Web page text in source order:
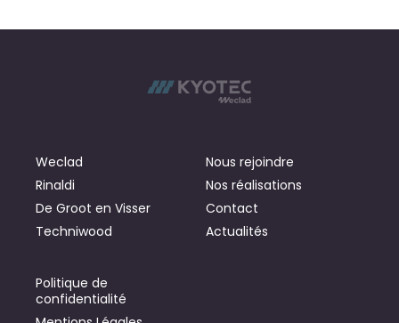
Weclad
Rinaldi
De Groot en Visser
Techniwood
Nous rejoindre
Nos réalisations
Contact
Actualités
Politique de
confidentialité